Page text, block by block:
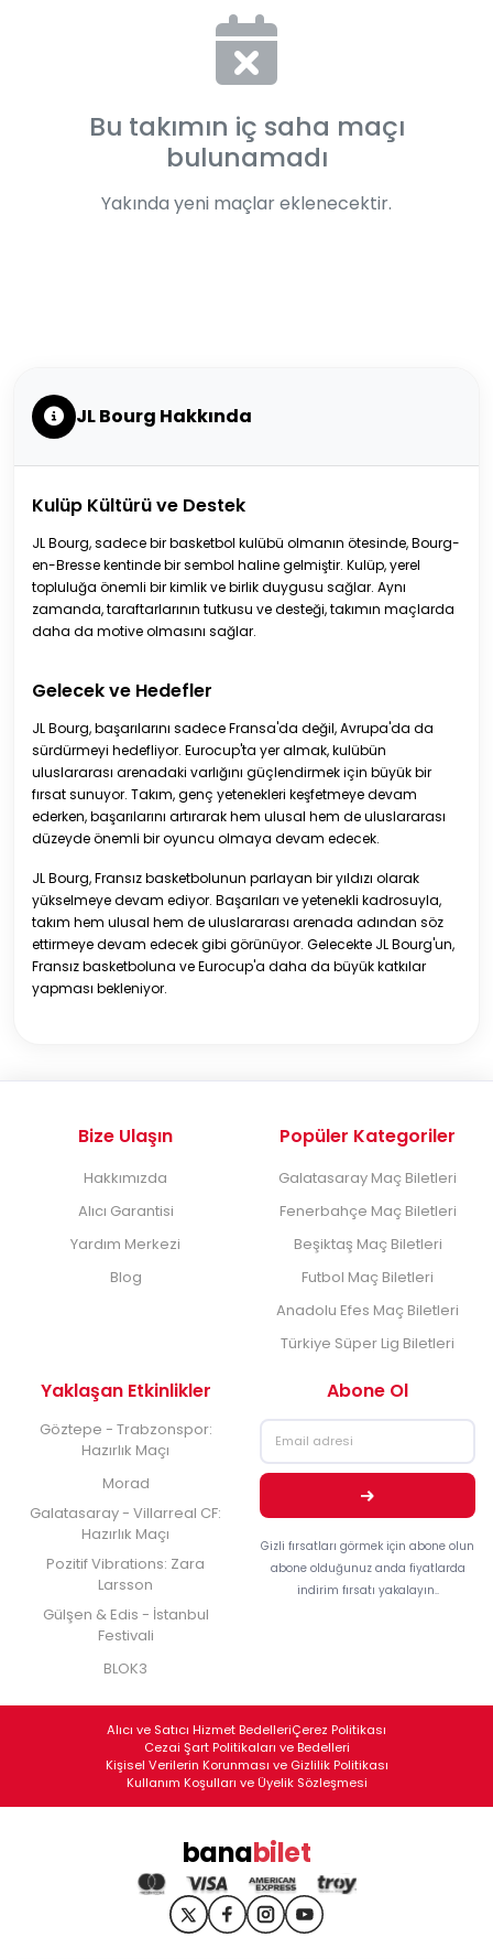
Bu takımın iç saha maçı
bulunamadı
Yakında yeni maçlar eklenecektir.
JL Bourg Hakkında
Kulüp Kültürü ve Destek
JL Bourg, sadece bir basketbol kulübü olmanın ötesinde, Bourg-
en-Bresse kentinde bir sembol haline gelmiştir. Kulüp, yerel
topluluğa önemli bir kimlik ve birlik duygusu sağlar. Aynı
zamanda, taraftarlarının tutkusu ve desteği, takımın maçlarda
daha da motive olmasını sağlar.
Gelecek ve Hedefler
JL Bourg, başarılarını sadece Fransa'da değil, Avrupa'da da
sürdürmeyi hedefliyor. Eurocup'ta yer almak, kulübün
uluslararası arenadaki varlığını güçlendirmek için büyük bir
fırsat sunuyor. Takım, genç yetenekleri keşfetmeye devam
ederken, başarılarını artırarak hem ulusal hem de uluslararası
düzeyde önemli bir oyuncu olmaya devam edecek.
JL Bourg, Fransız basketbolunun parlayan bir yıldızı olarak
yükselmeye devam ediyor. Başarıları ve yetenekli kadrosuyla,
takım hem ulusal hem de uluslararası arenada adından söz
ettirmeye devam edecek gibi görünüyor. Gelecekte JL Bourg'un,
Fransız basketboluna ve Eurocup'a daha da büyük katkılar
yapması bekleniyor.
Bize Ulaşın
Hakkımızda
Alıcı Garantisi
Yardım Merkezi
Blog
Popüler Kategoriler
Galatasaray Maç Biletleri
Fenerbahçe Maç Biletleri
Beşiktaş Maç Biletleri
Futbol Maç Biletleri
Anadolu Efes Maç Biletleri
Türkiye Süper Lig Biletleri
Yaklaşan Etkinlikler
Göztepe - Trabzonspor:
Hazırlık Maçı
Morad
Galatasaray - Villarreal CF:
Hazırlık Maçı
Pozitif Vibrations: Zara
Larsson
Gülşen & Edis - İstanbul
Festivali
BLOK3
Abone Ol
Gizli fırsatları görmek için abone olun
abone olduğunuz anda fiyatlarda
indirim fırsatı yakalayın..
Alıcı ve Satıcı Hizmet BedelleriÇerez Politikası
Cezai Şart Politikaları ve Bedelleri
Kişisel Verilerin Korunması ve Gizlilik Politikası
Kullanım Koşulları ve Üyelik Sözleşmesi
banabilet